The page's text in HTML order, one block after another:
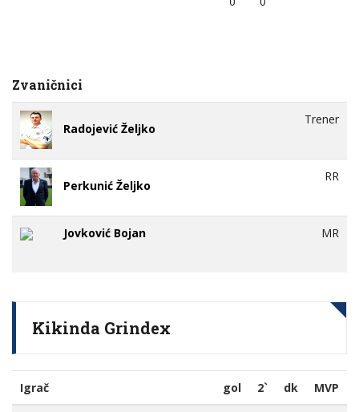
Zvaničnici
Radojević Željko
Trener
Perkunić Željko
RR
Jovković Bojan MR
Kikinda Grindex
Igrač gol 2` dk MVP